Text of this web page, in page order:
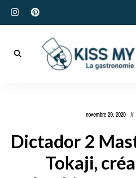
novembre 29, 2020
Dictador 2
Tokaji,